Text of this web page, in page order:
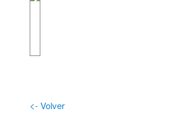
<- Volver